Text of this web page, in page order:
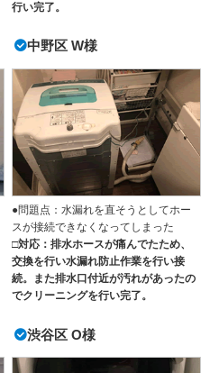
行い完了。
中野区 W様
●問題点：水漏れを直そうとしてホー
スが接続できなくなってしまった
□対応：排水ホースが痛んでたため、
交換を行い水漏れ防止作業を行い接
続。また排水口付近が汚れがあったの
でクリーニングを行い完了。
渋谷区 O様